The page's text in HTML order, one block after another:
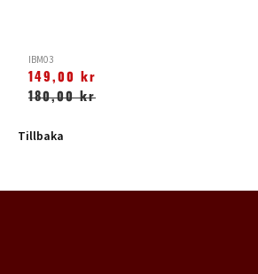
IBM03
149,00 kr
180,00 kr
Tillbaka